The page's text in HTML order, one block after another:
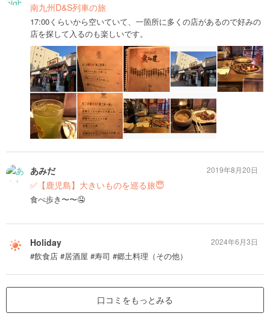
南九州D&S列車の旅
17:00くらいから空いていて、一箇所に多くの店があるので好みの
店を探して入るのも楽しいです。
あみだ
✅【鹿児島】大きいものを巡る旅😇
食べ歩き〜〜🤤
2019年8月20日
Holiday
#飲食店 #居酒屋 #寿司 #郷土料理（その他）
2024年6月3日
口コミをもっとみる